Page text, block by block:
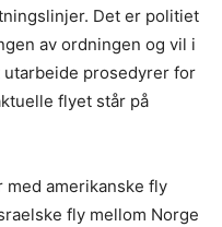
Det er politiet
av ordningen og vil i
prosedyrer for
flyet står på
amerikanske fly
fly mellom Norge